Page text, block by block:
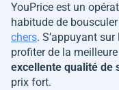
YouPrice est un
habitude de
chers. S’appuyant sur
profiter de la meilleure
excellente qualité de
prix fort.